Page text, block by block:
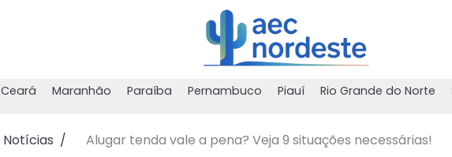
Ceará Maranhão Paraíba Pernambuco Piauí Rio Grande do Norte
Notícias Alugar tenda vale a pena? Veja 9 situações necessárias!